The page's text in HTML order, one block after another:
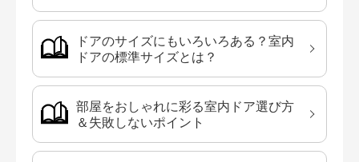
ドアのサイズにもいろいろある？室内
ドアの標準サイズとは？
部屋をおしゃれに彩る室内ドア選び方
＆失敗しないポイント